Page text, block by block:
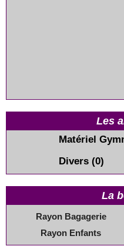
Les
Matériel
Divers (0)
La
Rayon Bagagerie
Rayon Enfants